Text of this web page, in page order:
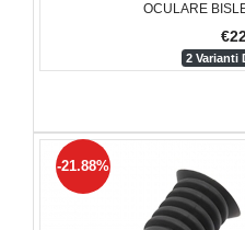
OCULARE
2 Varianti
-21.88%